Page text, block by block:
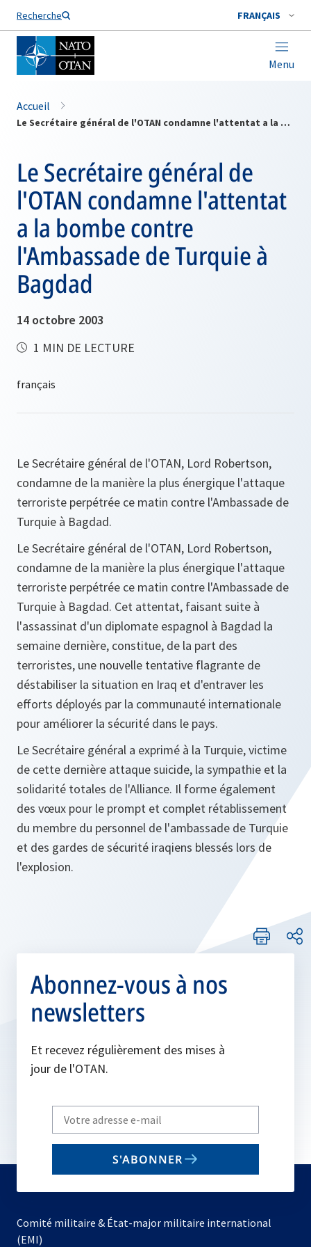
Recherche FRANÇAIS
Menu
Nom de famille*
Accueil
Le Secrétaire général de l'OTAN condamne l'attentat a la bombe contre l'Ambassade de Turquie à Bagdad
Le Secrétaire général de
l'OTAN condamne l'attentat
a la bombe contre
l'Ambassade de Turquie à
Bagdad
14 octobre 2003
1 MIN DE LECTURE
Le Secrétaire général de l'OTAN, Lord Robertson,
condamne de la manière la plus énergique l'attaque
terroriste perpétrée ce matin contre l'Ambassade de
Turquie à Bagdad.
Le Secrétaire général de l'OTAN, Lord Robertson,
condamne de la manière la plus énergique l'attaque
terroriste perpétrée ce matin contre l'Ambassade de
Turquie à Bagdad. Cet attentat, faisant suite à
l'assassinat d'un diplomate espagnol à Bagdad la
semaine dernière, constitue, de la part des
terroristes, une nouvelle tentative flagrante de
déstabiliser la situation en Iraq et d'entraver les
efforts déployés par la communauté internationale
pour améliorer la sécurité dans le pays.
Le Secrétaire général a exprimé à la Turquie, victime
de cette dernière attaque suicide, la sympathie et la
solidarité totales de l'Alliance. Il forme également
des vœux pour le prompt et complet rétablissement
du membre du personnel de l'ambassade de Turquie
et des gardes de sécurité iraqiens blessés lors de
l'explosion.
Abonnez-vous à nos
newsletters
Et recevez régulièrement des mises à
jour de l'OTAN.
Write
your
email
S'ABONNER
Comité militaire & État-major militaire international
(EMI)